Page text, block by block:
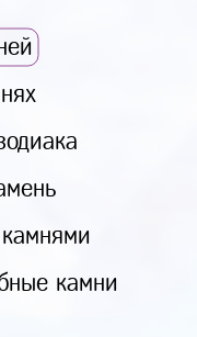
камни